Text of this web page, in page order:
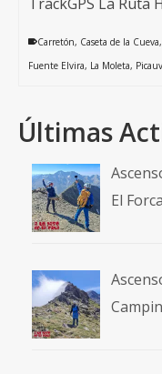
Carretón, Caseta de la Cueva,
Fuente Elvira, La Moleta,
Últimas
El